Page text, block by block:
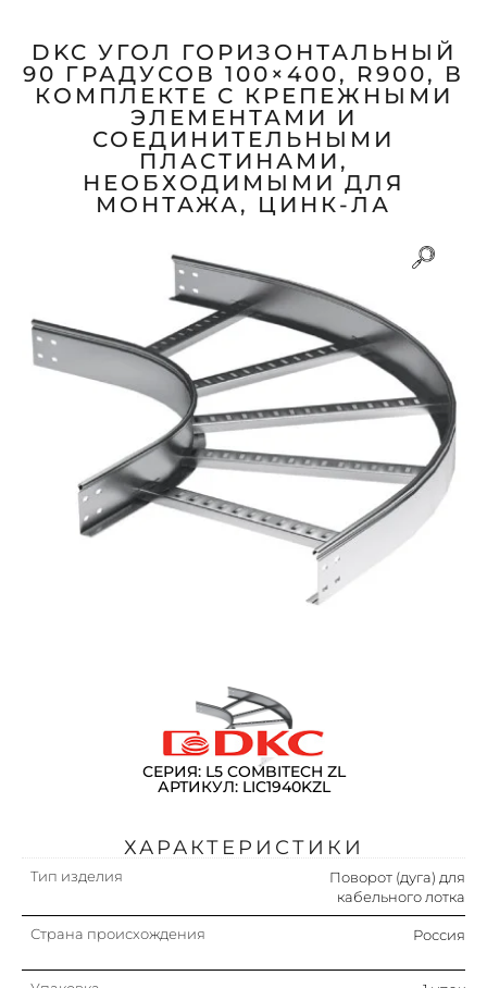
DKC УГОЛ ГОРИЗОНТАЛЬНЫЙ
90 ГРАДУСОВ 100×400, R900, В
КОМПЛЕКТЕ С КРЕПЕЖНЫМИ
ЭЛЕМЕНТАМИ И
СОЕДИНИТЕЛЬНЫМИ
ПЛАСТИНАМИ,
НЕОБХОДИМЫМИ ДЛЯ
МОНТАЖА, ЦИНК-ЛА
СЕРИЯ: L5 COMBITECH ZL
АРТИКУЛ: LIC1940KZL
ХАРАКТЕРИСТИКИ
Тип изделия
Поворот (дуга) для
кабельного лотка
Страна происхождения Россия